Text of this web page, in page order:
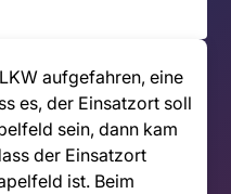
aufgefahren, eine
es, der Einsatzort soll
sein, dann kam
der Einsatzort
ist. Beim